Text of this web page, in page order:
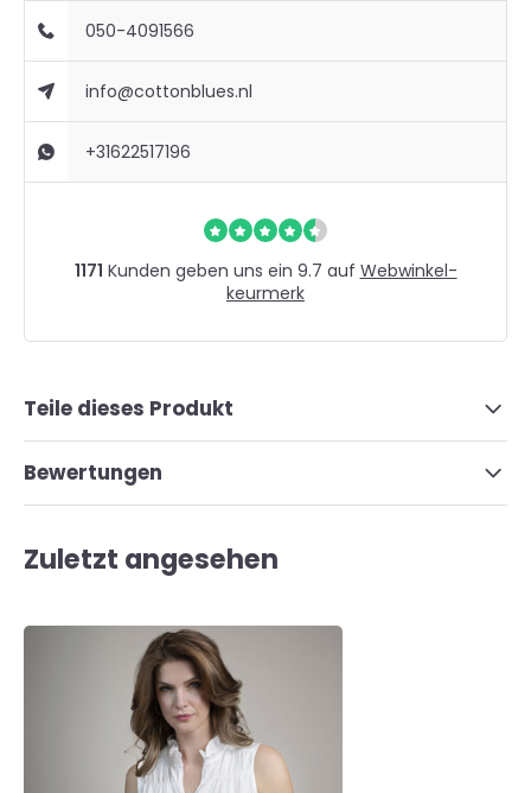
050-4091566
info@cottonblues.nl
+31622517196
1171 Kunden geben uns ein 9.7 auf Webwinkel-
keurmerk
Teile dieses Produkt
Bewertungen
Zuletzt angesehen